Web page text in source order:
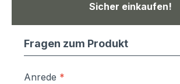
Sicher einkaufen!
Fragen zum Produkt
Anrede *